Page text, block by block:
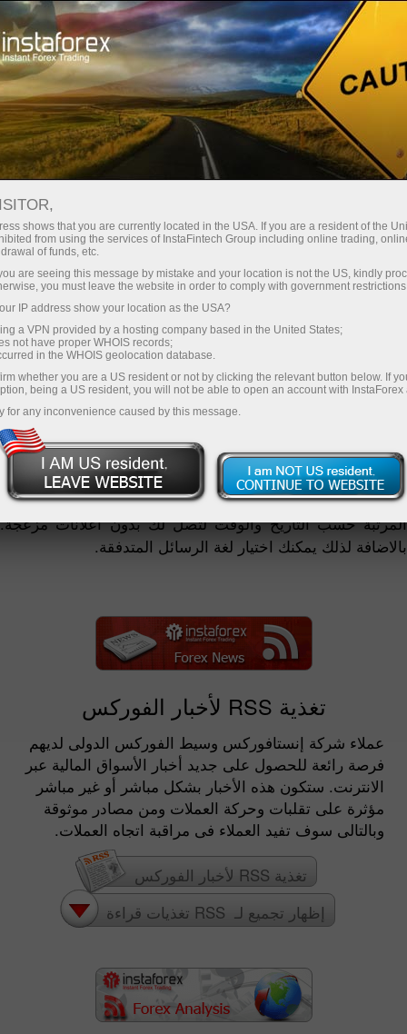
RSS InstaForex
أخبار الفوركس آر إس إس من
إنستافوركس
فتح حساب تداول
فتح حساب تجريبي
تغذية أخبار RSS المقدمة من شركة إنستافوركس تمثل ملخص
للاستعراضات التحليلية والمحدثة بالاضافة إلى أخبار الشركة.
تغذية إنستافوركس RSS توفر الوصول إلى أحدث الأخبار
والمساعدة فى توفير الوقت. يتميز شكل RSS بتدفق الرسائل
المرتبة حسب التاريخ والوقت لتصل لك بدون اعلانات مزعجة.
بالاضافة لذلك يمكنك اختيار لغة الرسائل المتدفقة.
تغذية RSS لأخبار الفوركس
عملاء شركة إنستافوركس وسيط الفوركس الدولى لديهم
فرصة رائعة للحصول على جديد أخبار الأسواق المالية عبر
الانترنت. ستكون هذه الأخبار بشكل مباشر أو غير مباشر
مؤثرة على تقلبات وحركة العملات ومن مصادر موثوقة
وبالتالى سوف تفيد العملاء فى مراقبة اتجاه العملات.
تغذية RSS لأخبار الفوركس
إظهار تجميع لـ RSS تغذيات قراءة
shows that you are currently located in the USA. If you are a resident of the
from using the services of InstaFintech Group including online trading,
of funds, etc.
are seeing this message by mistake and your location is not the US, kindly
you must leave the website in order to comply with government
IP address show your location as the USA?
a VPN provided by a hosting company based in the United States;
not have proper WHOIS records;
in the WHOIS geolocation database.
whether you are a US resident or not by clicking the relevant button below. If
being a US resident, you will not be able to open an account with InstaForex
for any inconvenience caused by this message.